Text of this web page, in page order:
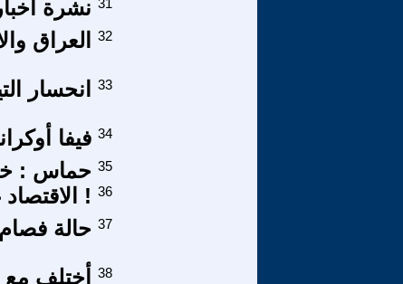
نشرة 31
العراق 32
انحسار 33
فيفا 34
حماس : 35
! 36
حالة 37
أختلف
38